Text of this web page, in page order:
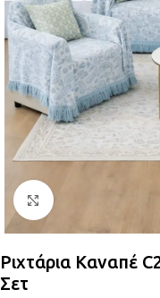
Κλικ για
Ριχτάρια Καναπέ
Σετ